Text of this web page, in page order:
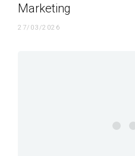
Marketing
27/03/2026